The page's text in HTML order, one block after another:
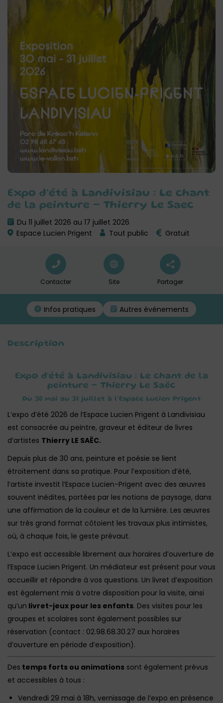
Expo d’été à Landivisiau : Le chant
de la peinture – Thierry Le Saec
Du 11 juillet 2026 au 17 juillet 2026
Espace Lucien Prigent
Tout public Gratuit
Contacter Site Partager
Infos pratiques Autres événements
Description
Expo d’été à Landivisiau : Le chant de la
peinture – Thierry Le Saëc
Du 30 mai au 31 juillet à l’Espace Lucien Prigent
L’expo d’été 2026 de l’Espace Lucien Prigent à Landivisiau
est consacrée au peintre, graveur et éditeur de livres
d’artistes Thierry LE SAËC.
Depuis plus de 30 ans, peinture et poésie se lient
étroitement dans sa pratique. Pour l’exposition d’été,
l’artiste investit l’Espace Lucien-Prigent avec des œuvres
souvent inédites, portées par les notions de paysage, dans
une affirmation de la couleur et de la lumière. Les œuvres
sur très grand format côtoient les travaux plus intimistes,
où, à chaque fois, le geste prévaut.
L’expo est accessible librement aux horaires d’ouverture de
l’Espace Lucien Prigent. Un médiateur est présent pour vous
accueillir et répondre à vos questions. Un livret d’exposition
est également mis à votre disposition pour la visite, ainsi
qu’un livret-jeux pour les enfants. Des visites pour les
groupes et scolaires sont également possibles sur
réservation (contact : 02.98.68.30.27 aux horaires
d’ouverture en période d’exposition).
Des temps forts ou animations sont également prévus
et accessibles à tous :
Vendredi 29 mai à 18h, vernissage de l’expo en présence